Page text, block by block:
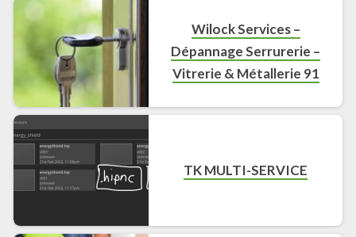
Wilock Services –
Dépannage Serrurerie –
Vitrerie & Métallerie 91
TK MULTI-SERVICE